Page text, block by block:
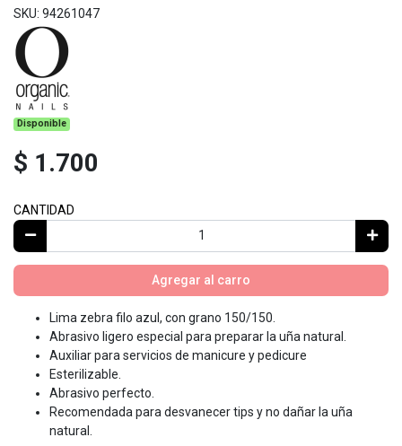
SKU: 94261047
Disponible
$ 1.700
CANTIDAD
Agregar al carro
Lima zebra filo azul, con grano 150/150.
Abrasivo ligero especial para preparar la uña natural.
Auxiliar para servicios de manicure y pedicure
Esterilizable.
Abrasivo perfecto.
Recomendada para desvanecer tips y no dañar la uña
natural.